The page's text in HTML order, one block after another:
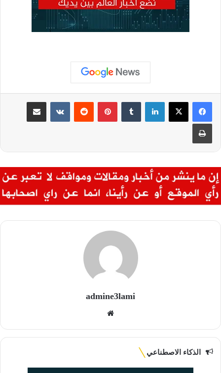
لينكدإن بينتيريست مشاركة عبر البريد
طباعة
admine3lami
الذكاء الاصطناعي